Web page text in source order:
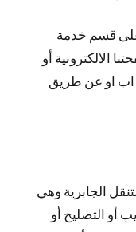
على قسم خدمة
الالكترونية أو
اب او عن طريق
الجابرية وهي
أو التصليح أو